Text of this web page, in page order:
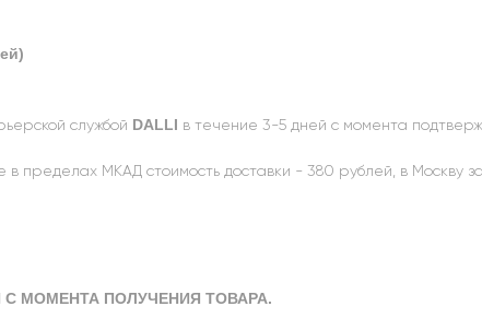
службой DALLI в течение 3-5 дней с момента
в пределах МКАД стоимость доставки - 380 рублей, в Москву
С МОМЕНТА ПОЛУЧЕНИЯ ТОВАРА.